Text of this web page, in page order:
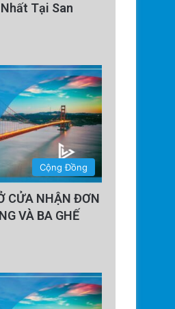
Tại San
Cộng Đồng
CỬA NHẬN ĐƠN
VÀ BA GHẾ